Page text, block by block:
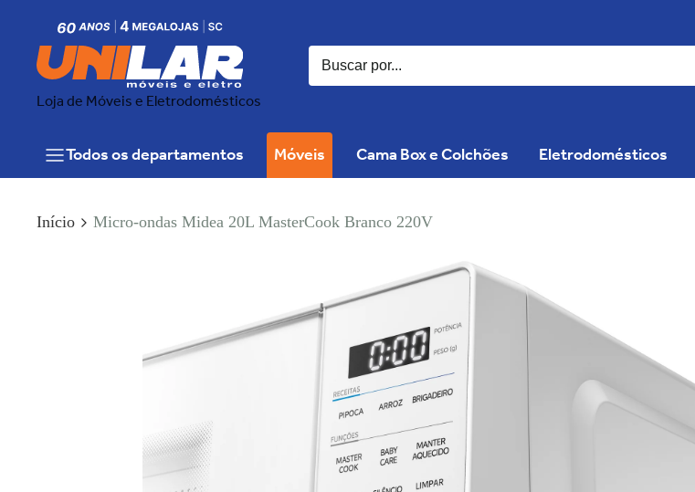
Loja de Móveis e Eletrodomésticos
Todos os departamentos Móveis Cama Box e Colchões Eletrodomésticos
Início Micro-ondas Midea 20L MasterCook Branco 220V